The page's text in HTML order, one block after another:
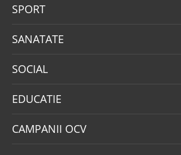
SPORT
SANATATE
SOCIAL
EDUCATIE
CAMPANII OCV